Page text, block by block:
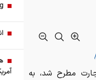
مطرح شد، به